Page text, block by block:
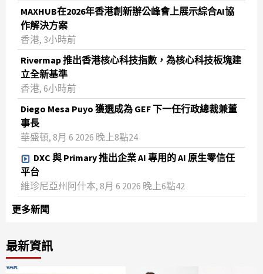
MAXHUB在2026年香港創新辦公峰會上展示綜合AI協
作解決方案
香港, 3小時前
Rivermap 推出香港核心科技指數，為核心科技板塊建
立全新基準
香港, 6小時前
Diego Mesa Puyo 獲選成為 GEF 下一任行政總裁兼董
事長
華盛頓, 8月 6 2026 晚上8點24
DXC 與 Primary 推出企業 AI 專用的 AI 原生零信任
平台
維珍尼亞州阿什本, 8月 6 2026 晚上6點42
更多新聞
最新資訊